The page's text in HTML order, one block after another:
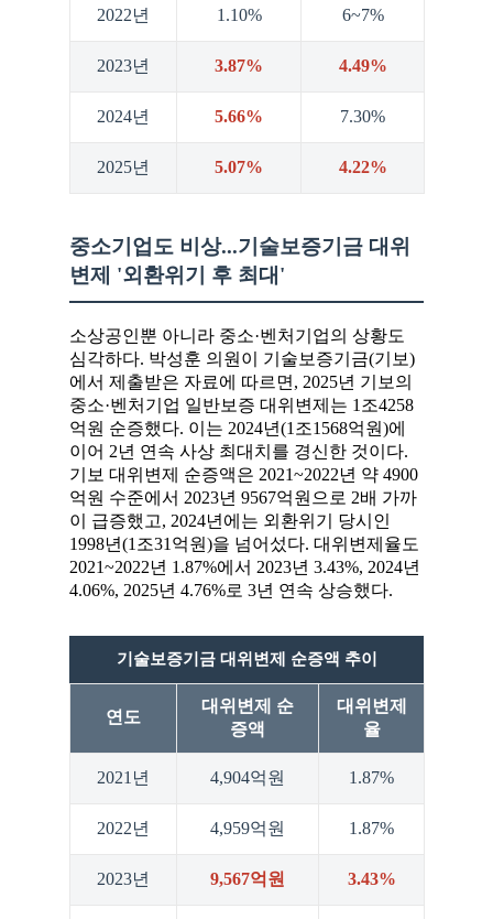
2022년 1.10% 6~7%
2023년 3.87% 4.49%
2024년 5.66% 7.30%
2025년 5.07% 4.22%
중소기업도 비상...기술보증기금 대위
변제 '외환위기 후 최대'
소상공인뿐 아니라 중소·벤처기업의 상황도
심각하다. 박성훈 의원이 기술보증기금(기보)
에서 제출받은 자료에 따르면, 2025년 기보의
중소·벤처기업 일반보증 대위변제는 1조4258
억원 순증했다. 이는 2024년(1조1568억원)에
이어 2년 연속 사상 최대치를 경신한 것이다.
기보 대위변제 순증액은 2021~2022년 약 4900
억원 수준에서 2023년 9567억원으로 2배 가까
이 급증했고, 2024년에는 외환위기 당시인
1998년(1조31억원)을 넘어섰다. 대위변제율도
2021~2022년 1.87%에서 2023년 3.43%, 2024년
4.06%, 2025년 4.76%로 3년 연속 상승했다.
기술보증기금 대위변제 순증액 추이
연도
대위변제 순
증액
대위변제
율
2021년 4,904억원 1.87%
2022년 4,959억원 1.87%
2023년 9,567억원 3.43%